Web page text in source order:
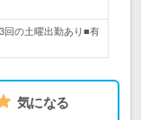
回の土曜出勤あり■有
気になる